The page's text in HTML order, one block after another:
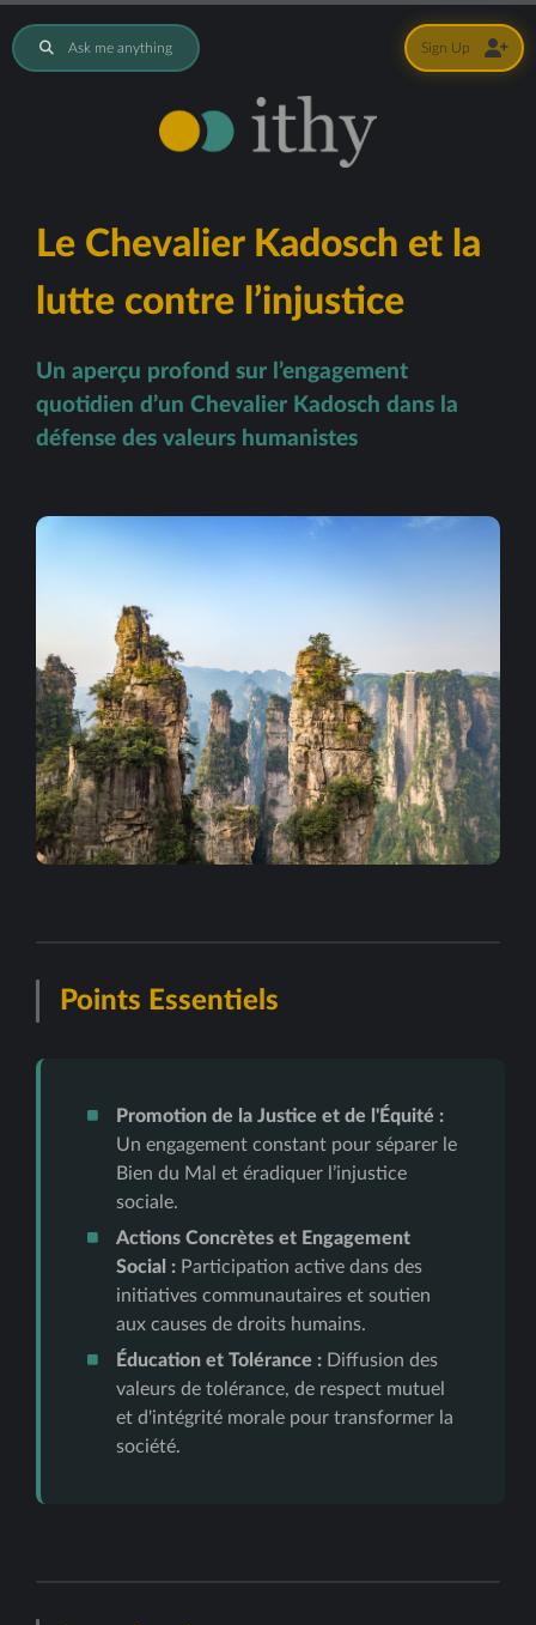
Ask me anything
Le Chevalier Kadosch et la
lutte contre l’injustice
Un aperçu profond sur l’engagement
quotidien d’un Chevalier Kadosch dans la
défense des valeurs humanistes
Points Essentiels
Promotion de la Justice et de l'Équité :
Un engagement constant pour séparer le
Bien du Mal et éradiquer l’injustice
sociale.
Actions Concrètes et Engagement
Social :Participation active dans des
initiatives communautaires et soutien
aux causes de droits humains.
Éducation et Tolérance :Diffusion des
valeurs de tolérance, de respect mutuel
et d'intégrité morale pour transformer la
société.
Sign Up